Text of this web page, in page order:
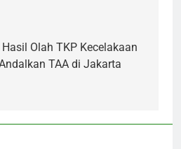
Olah TKP Kecelakaan
TAA di Jakarta